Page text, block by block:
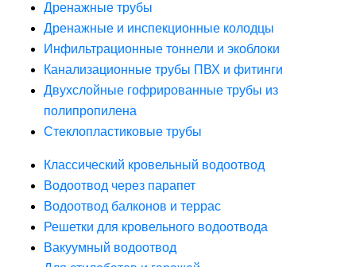
Дренажные трубы
Дренажные и инспекционные колодцы
Инфильтрационные тоннели и экоблоки
Канализационные трубы ПВХ и фитинги
Двухслойные гофрированные трубы из
полипропилена
Стеклопластиковые трубы
Классический кровельный водоотвод
Водоотвод через парапет
Водоотвод балконов и террас
Решетки для кровельного водоотвода
Вакуумный водоотвод